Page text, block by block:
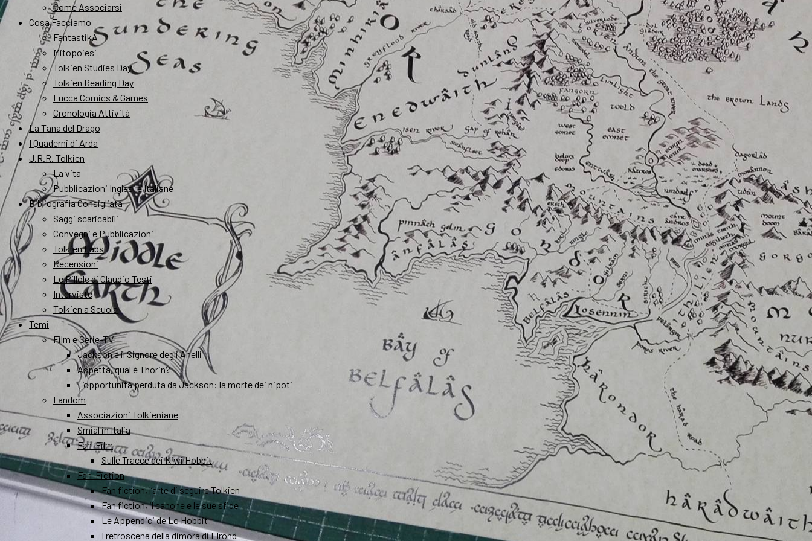
Come Associarsi
Cosa Facciamo
FantastikA
Mitopoiesi
Tolkien Studies Day
Tolkien Reading Day
Lucca Comics & Games
Cronologia Attività
La Tana del Drago
I Quaderni di Arda
J.R.R. Tolkien
La vita
Pubblicazioni Inglesi e Italiane
Bibliografia Consigliata
Saggi scaricabili
Convegni e Pubblicazioni
Tolkien Labs
Recensioni
Le Pillole di Claudio Testi
Interviste
Tolkien a Scuola
Temi
Film e Serie-TV
Jackson e il Signore degli Anelli
Aspetta, qual è Thorin?
L’opportunità perduta da Jackson: la morte dei nipoti
Fandom
Associazioni Tolkieniane
Smial in Italia
Fan-Film
Sulle Tracce dei Kiwi Hobbit
Fan-Fiction
Fan fiction, l’arte di seguire Tolkien
Fan fiction, il canone e le sue sfide
Le Appendici de Lo Hobbit
I retroscena della dimora di Elrond